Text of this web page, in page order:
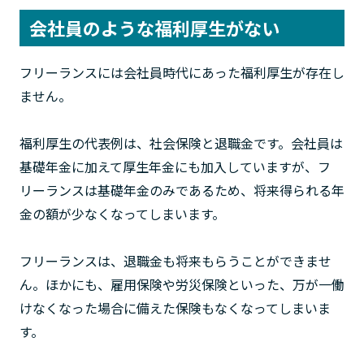
会社員のような福利厚生がない
フリーランスには会社員時代にあった福利厚生が存在し
ません。
福利厚生の代表例は、社会保険と退職金です。会社員は
基礎年金に加えて厚生年金にも加入していますが、フ
リーランスは基礎年金のみであるため、将来得られる年
金の額が少なくなってしまいます。
フリーランスは、退職金も将来もらうことができませ
ん。ほかにも、雇用保険や労災保険といった、万が一働
けなくなった場合に備えた保険もなくなってしまいま
す。